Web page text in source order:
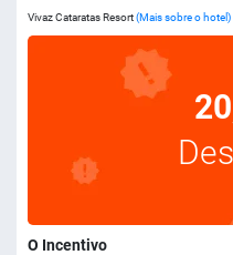
Vivaz Cataratas Resort(Mais sobre o hotel)
O Incentivo